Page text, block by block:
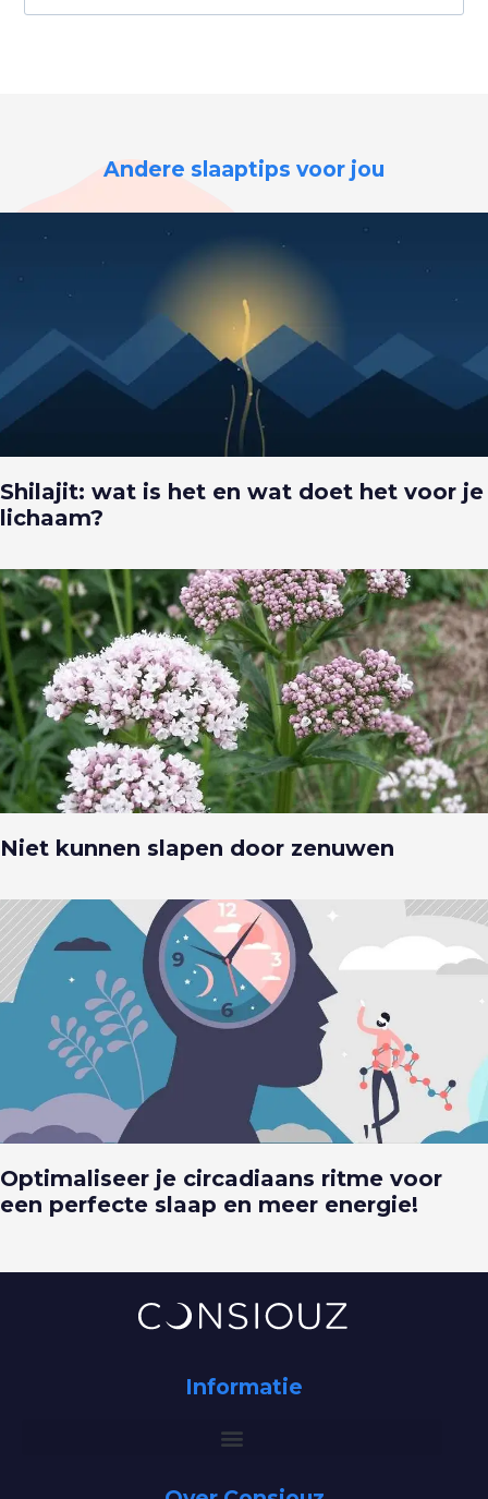
Andere slaaptips voor jou
Shilajit: wat is het en wat doet het voor je
lichaam?
Niet kunnen slapen door zenuwen
Optimaliseer je circadiaans ritme voor
een perfecte slaap en meer energie!
Informatie